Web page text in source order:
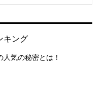
キング
気の秘密とは！